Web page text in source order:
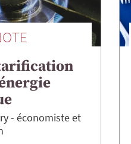
économiste